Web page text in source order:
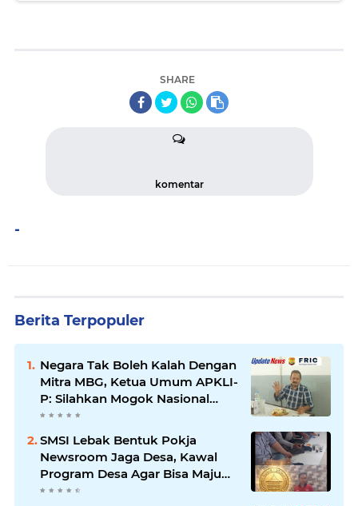
SHARE
komentar
-
Berita Terpopuler
Negara Tak Boleh Kalah Dengan
Mitra MBG, Ketua Umum APKLI-
P: Silahkan Mogok Nasional
Ganti Kantin Sekolah
SMSI Lebak Bentuk Pokja
Newsroom Jaga Desa, Kawal
Program Desa Agar Bisa Maju
dan Mandiri